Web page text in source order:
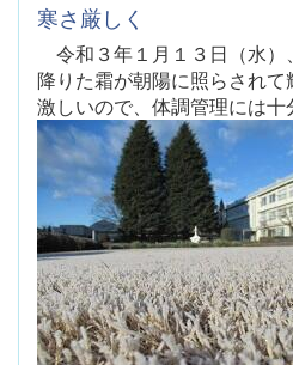
寒さ厳しく
令和３年１月１３日（水）
降りた霜が朝陽に照らされ
激しいので、体調管理には十